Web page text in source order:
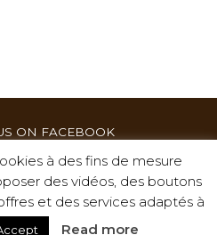
ON FACEBOOK
Legal notices
-
policy
-
à des fins de mesure
des vidéos, des boutons
et des services adaptés à
Read more